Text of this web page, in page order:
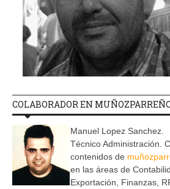
COLABORADOR EN
Manuel Lopez Sanchez.
Técnico Administración.
contenidos de
en las áreas de
Exportación, Finanzas,